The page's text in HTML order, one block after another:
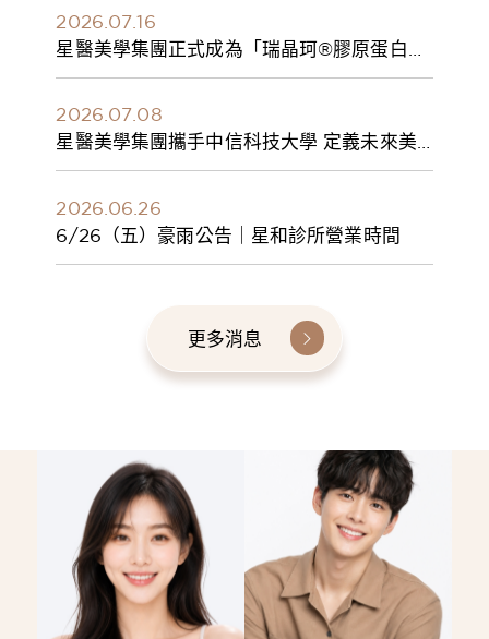
2026.07.16
星醫美學集團正式成為「瑞晶珂®膠原蛋白植
入劑」台灣獨家總代理
2026.07.08
星醫美學集團攜手中信科技大學 定義未來美
學人才新標準 建構健康美學產學共育模式 串
2026.06.26
6/26（五）豪雨公告｜星和診所營業時間
更多消息